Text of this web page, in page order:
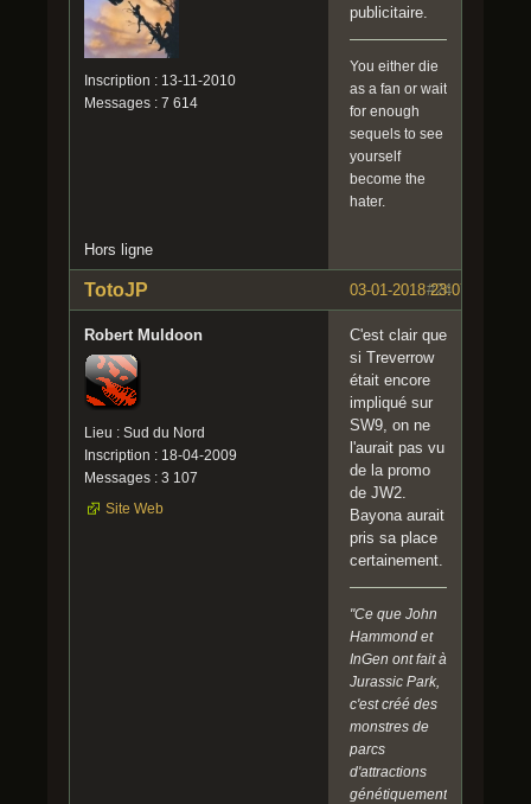
Inscription : 13-11-2010
Messages : 7 614
publicitaire.
You either die
as a fan or wait
for enough
sequels to see
yourself
become the
hater.
Hors ligne
#24
03-01-2018 23:07:46
TotoJP
Robert Muldoon
Lieu : Sud du Nord
Inscription : 18-04-2009
Messages : 3 107
Site Web
C'est clair que
si Treverrow
était encore
impliqué sur
SW9, on ne
l'aurait pas vu
de la promo
de JW2.
Bayona aurait
pris sa place
certainement.
"Ce que John
Hammond et
InGen ont fait à
Jurassic Park,
c'est créé des
monstres de
parcs
d'attractions
génétiquement